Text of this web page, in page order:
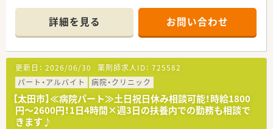
棟、回復期リハビリテーション病棟、訪問看護ステーションを活
用し、地域の医療機関との連携を強化し地域の中核病院としての
役割を果たすべく取り組んでいます。
詳細を見る お問い合わせ
更新日： 2026/06/30 薬剤師求人ID： 725582
パート・アルバイト
病院・クリニック
【太田市】≪病院パート≫土日祝日休み相談可能！時給1800
円～2600円！1日4時間×週3日の扶養内での勤務も相談で
きます♪